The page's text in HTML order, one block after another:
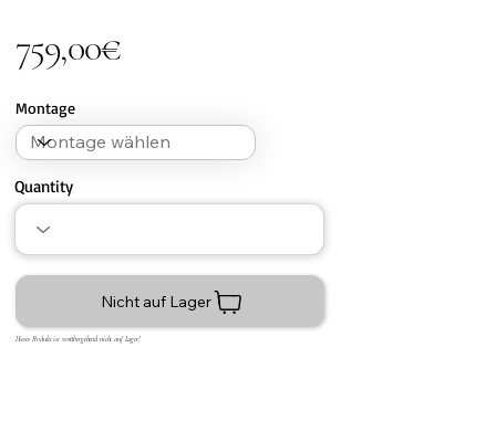
759,00€
Montage
Quantity
Nicht auf Lager
Dieses Produkt ist vorübergehend nicht auf Lager!